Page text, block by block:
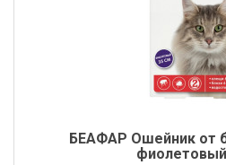
БЕАФАР Ошейник от